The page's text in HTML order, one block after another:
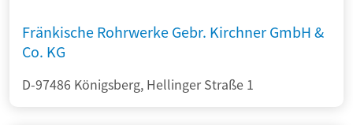
Fränkische Rohrwerke Gebr. Kirchner GmbH &
Co. KG
D-97486 Königsberg, Hellinger Straße 1